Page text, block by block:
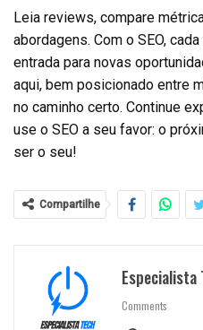
Leia reviews, compare
abordagens. Com o SEO,
entrada para novas
aqui, bem posicionado entre
no caminho certo. Continue
use o SEO a seu favor: o
ser o seu!
Compartilhe
Especialista
Comments